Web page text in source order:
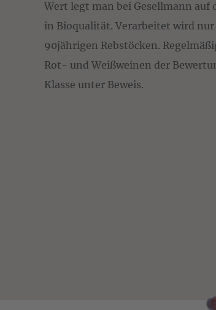
Wert legt man bei Gesellmann
in Bioqualität. Verarbeitet wird
90jährigen Rebstöcken.
Rot- und Weißweinen der
Klasse unter Beweis.